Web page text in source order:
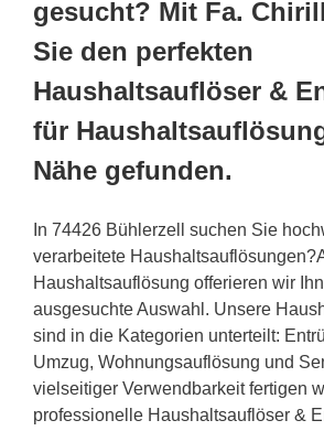
gesucht? Mit Fa.
Sie den perfekten
Haushaltsauflöser &
für
Nähe gefunden.
In 74426 Bühlerzell suchen Sie
verarbeitete
Haushaltsauflösung offerieren wir
ausgesuchte Auswahl. Unsere
sind in die Kategorien unterteilt:
Umzug, Wohnungsauflösung und
vielseitiger Verwendbarkeit fertigen
professionelle Haushaltsauflöser &